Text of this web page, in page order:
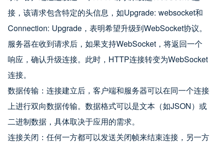
接，该请求包含特定的头信息，如Upgrade: websocket和
Connection: Upgrade，表明希望升级到WebSocket协议。
服务器在收到请求后，如果支持WebSocket，将返回一个
响应，确认升级连接。此时，HTTP连接转变为WebSocket
连接。
数据传输：连接建立后，客户端和服务器可以在同一个连接
上进行双向数据传输。数据格式可以是文本（如JSON）或
二进制数据，具体取决于应用的需求。
连接关闭：任何一方都可以发送关闭帧来结束连接，另一方